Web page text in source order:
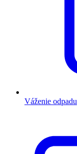
Váženie odpadu